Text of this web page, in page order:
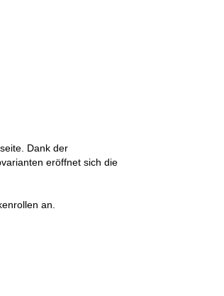
Dank der
eröffnet sich die
an.